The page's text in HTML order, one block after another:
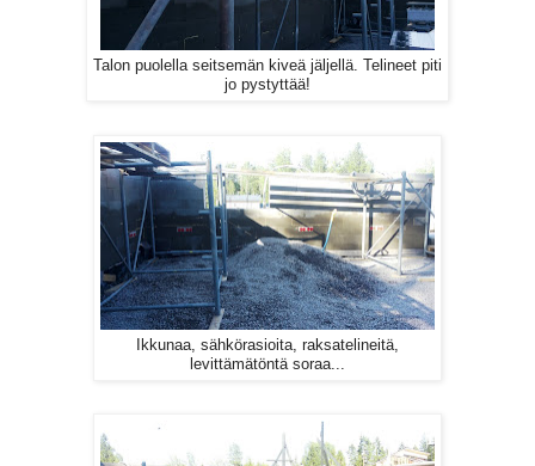
Talon puolella seitsemän kiveä jäljellä. Telineet piti
jo pystyttää!
Ikkunaa, sähkörasioita, raksatelineitä,
levittämätöntä soraa...